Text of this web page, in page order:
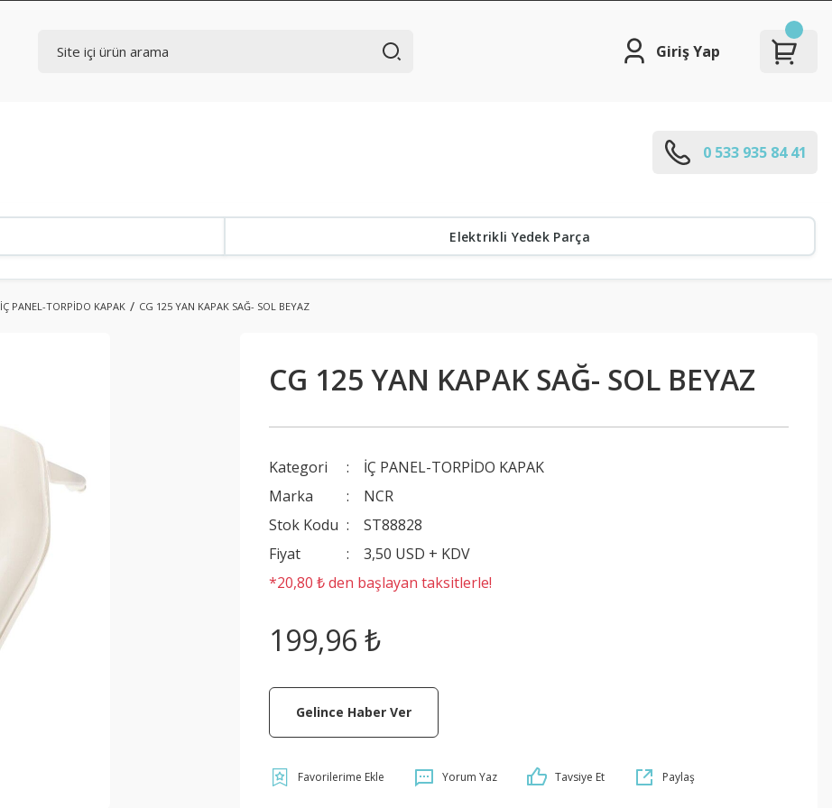
Giriş Yap
0 533 935 84 41
Elektrikli Yedek Parça
İÇ PANEL-TORPİDO KAPAK CG 125 YAN KAPAK SAĞ- SOL BEYAZ
CG 125 YAN KAPAK SAĞ- SOL BEYAZ
Kategori
İÇ PANEL-TORPİDO KAPAK
Marka
NCR
Stok Kodu
ST88828
Fiyat
3,50 USD + KDV
*20,80 ₺ den başlayan taksitlerle!
199,96 ₺
Gelince Haber Ver
Yorum Yaz Tavsiye Et Paylaş